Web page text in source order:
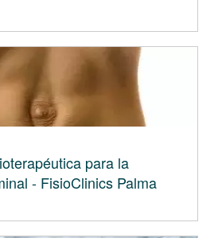
para la
- FisioClinics Palma